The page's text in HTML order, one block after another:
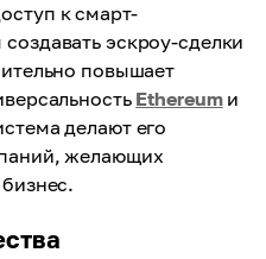
к смарт-
эскроу-сделки
повышает
Ethereumи
делают его
желающих